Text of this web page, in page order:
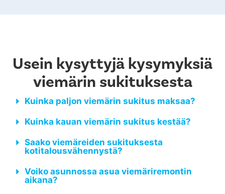
Usein kysyttyjä kysymyksiä
viemärin sukituksesta
Kuinka paljon viemärin sukitus maksaa?
Kuinka kauan viemärin sukitus kestää?
Saako viemäreiden sukituksesta
kotitalousvähennystä?
Voiko asunnossa asua viemäriremontin
aikana?